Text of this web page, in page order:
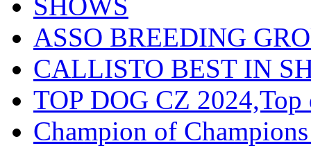
SHOWS
ASSO BREEDING
CALLISTO BEST IN
TOP DOG CZ
Champion of